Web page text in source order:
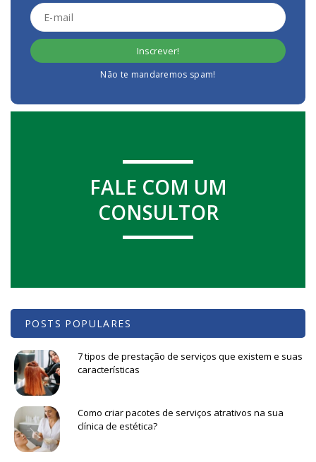
Não te mandaremos spam!
FALE COM UM
CONSULTOR
POSTS POPULARES
7 tipos de prestação de serviços que existem e suas
características
Como criar pacotes de serviços atrativos na sua
clínica de estética?